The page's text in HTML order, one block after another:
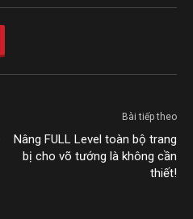
Bài tiếp theo
Nâng FULL Level toàn bộ trang
bị cho võ tướng là không cần
thiết!